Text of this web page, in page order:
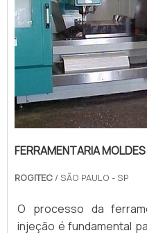
FERRAMENTARIA
ROGITEC / SÃO PAULO - SP
O processo da
injeção é fundamental